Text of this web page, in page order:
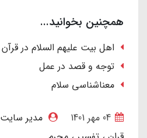
همچنین بخوانید...
اهل بیت علیهم السلام در قرآن
توجه و قصد در عمل
معناشناسی سلام
مدیر سایت